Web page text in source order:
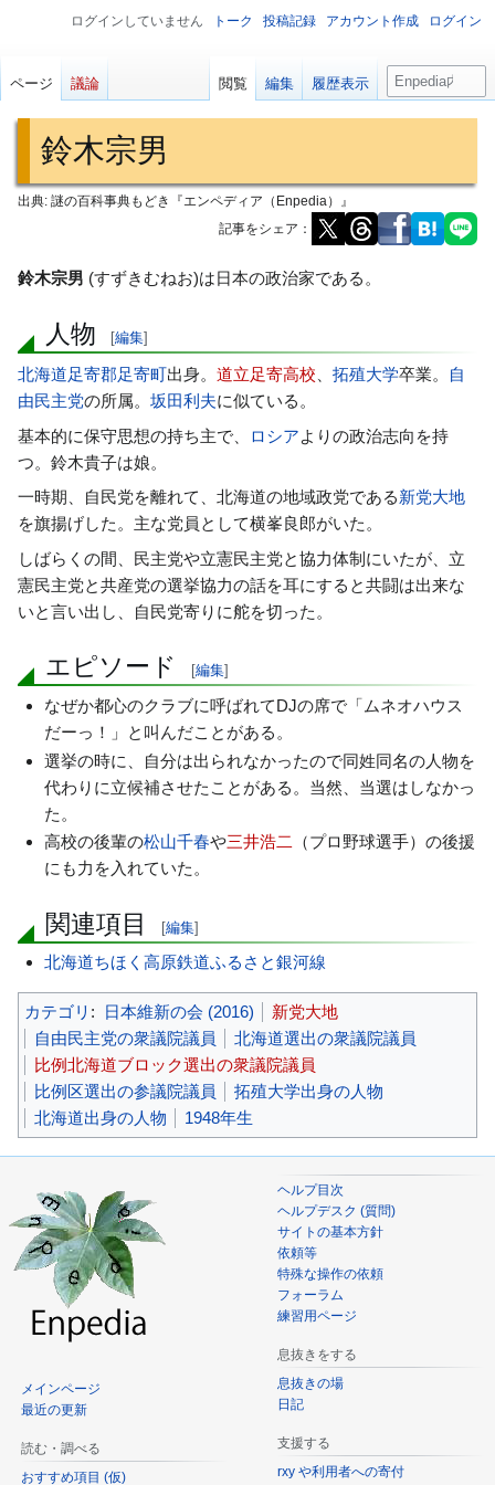
鈴木宗男
出典: 謎の百科事典もどき『エンペディア（Enpedia）』
記事をシェア：
ナ
ー
シ
ョ
ン
に
動
検
移
動
鈴木宗男 (すずきむねお)は日本の政治家である。
人物 [編集]
北海道足寄郡足寄町出身。 道立足寄高校 拓殖大学卒業。
自
由民主党の所属。 坂田利夫に似ている。
基本的に保守思想の持ち主で、
ロシアよりの政治志向を持
つ。鈴木貴子は娘。
一時期、自民党を離れて、北海道の地域政党である新党大地
を旗揚げした。主な党員として横峯良郎がいた。
しばらくの間、民主党や立憲民主党と協力体制にいたが、立
憲民主党と共産党の選挙協力の話を耳にすると共闘は出来な
いと言い出し、自民党寄りに舵を切った。
エピソード [編集]
なぜか都心のクラブに呼ばれてDJの席で「ムネオハウス
だーっ！」と叫んだことがある。
選挙の時に、自分は出られなかったので同姓同名の人物を
代わりに立候補させたことがある。当然、当選はしなかっ
た。
高校の後輩の松山千春や三井浩二
（プロ野球選手）の後援
にも力を入れていた。
関連項目 [編集]
北海道ちほく高原鉄道ふるさと銀河線
カテゴリ : 日本維新の会 (2016)
新党大地
自由民主党の衆議院議員
北海道選出の衆議院議員
比例北海道ブロック選出の衆議院議員
比例区選出の参議院議員
拓殖大学出身の人物
北海道出身の人物
1948年生
ログインしていません トーク 投稿記録 アカウント作成 ログイン
ページ 議論 閲覧 編集 履歴表示
検
索
メインページ
最近の更新
読む・調べる
おすすめ項目 (仮)
ヘルプ目次
ヘルプデスク (質問)
サイトの基本方針
依頼等
特殊な操作の依頼
フォーラム
練習用ページ
息抜きをする
息抜きの場
日記
支援する
rxy や利用者への寄付